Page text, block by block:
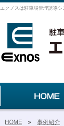
エクノスは駐車場管理誘導
HOME » 事例紹介